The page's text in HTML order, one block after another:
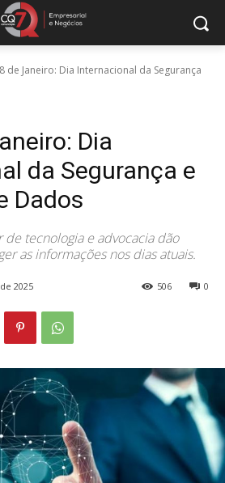
de Janeiro: Dia Internacional da Segurança
Dia
da Segurança e
Dados
de tecnologia e advocacia dão
as informações nos dias atuais.
2025 0
506